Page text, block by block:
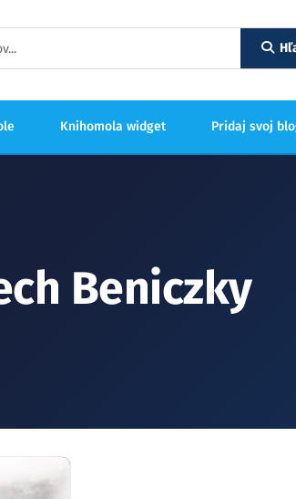
Knihomola widget Pridaj svoj
Beniczky